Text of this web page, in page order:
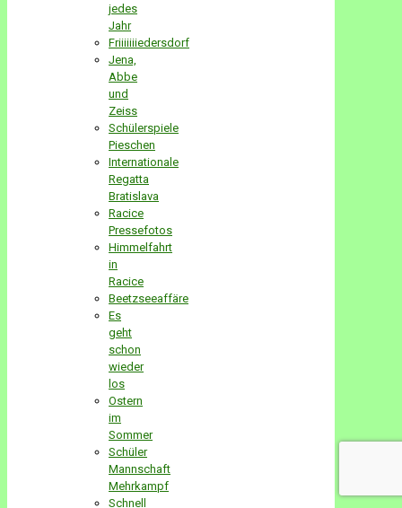
jedes
Jahr
Friiiiiiiedersdorf
Jena,
Abbe
und
Zeiss
Schülerspiele
Pieschen
Internationale
Regatta
Bratislava
Racice
Pressefotos
Himmelfahrt
in
Racice
Beetzseeaffäre
Es
geht
schon
wieder
los
Ostern
im
Sommer
Schüler
Mannschaft
Mehrkampf
Schnell